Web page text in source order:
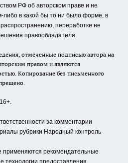
РФ об авторском праве и не
либо в какой бы то ни было форме, в
переработке не
правообладателя.
отмеченные подписью автора на
правом и являются
Копирование без письменного
за комментарии
рубрики Народный контроль
рекомендательные